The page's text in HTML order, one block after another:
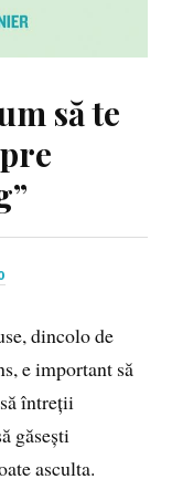
să te
dincolo de
e important să
întreții
găsești
asculta.